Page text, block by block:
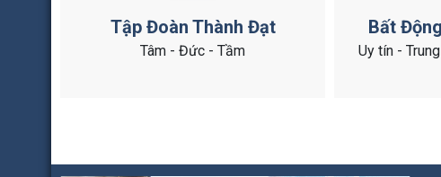
Tập Đoàn Thành Đạt
Tâm - Đức - Tầm
Bất
Uy tín -